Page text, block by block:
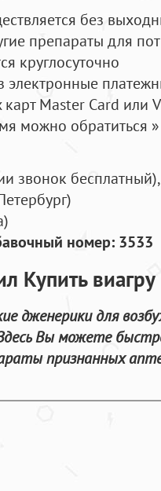
без
препараты для
круглосуточно
электронные
Master Card или
можно обратиться
звонок бесплатный),
номер: 3533
Купить
дженерики для
Вы можете
признанных